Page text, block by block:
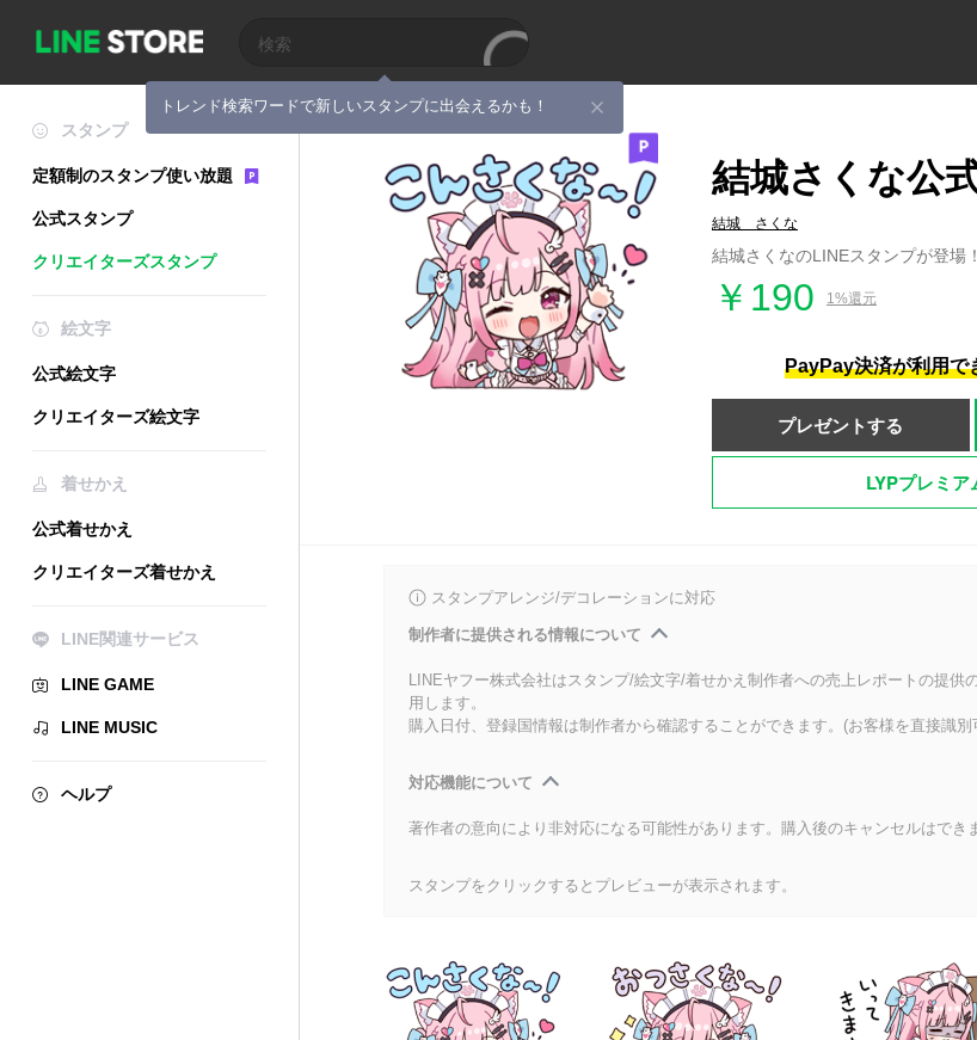
トレンド検索ワードで新しいスタンプに出会えるかも！
スタンプ
定額制のスタンプ使い放題
公式スタンプ
クリエイターズスタンプ
絵文字
公式絵文字
クリエイターズ絵文字
着せかえ
公式着せかえ
クリエイターズ着せかえ
LINE関連サービス
LINE GAME
LINE MUSIC
ヘルプ
結城さくな公
結城 さくな
結城さくなのLINEスタンプが登場！
￥190 1%還元
PayPay決済が利用で
プレゼントする
LYPプレミ
スタンプアレンジ/デコレーションに対応
制作者に提供される情報について
LINEヤフー株式会社はスタンプ/絵文字/着せかえ制作者への売上レポートの提供
用します。
購入日付、登録国情報は制作者から確認することができます。(お客様を直接識
対応機能について
著作者の意向により非対応になる可能性があります。購入後のキャンセルはでき
スタンプをクリックするとプレビューが表示されます。